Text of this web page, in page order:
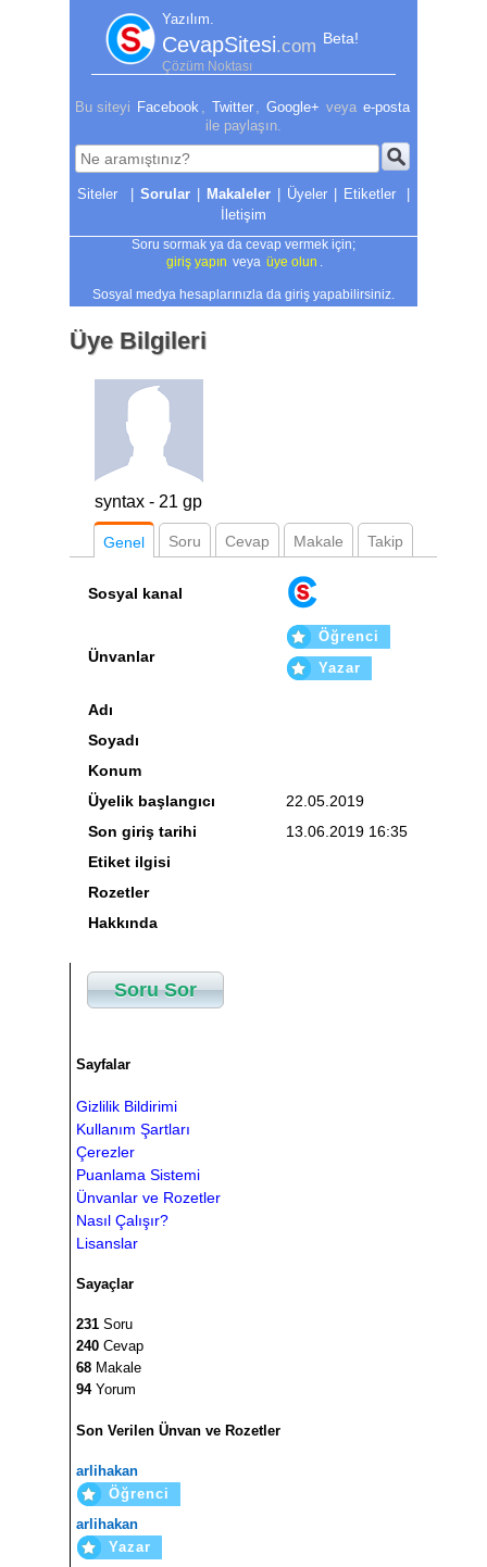
Yazılım.
CevapSitesi.com Beta!
Çözüm Noktası
Bu siteyi Facebook Twitter Google+ veya e-posta
ile paylaşın.
| Sorular | Makaleler | Üyeler | Etiketler
|
İletişim
Soru sormak ya da cevap vermek için;
giriş yapın veya üye olun
Sosyal medya hesaplarınızla da giriş yapabilirsiniz.
Üye Bilgileri
syntax - 21 gp
Genel Soru Cevap Makale Takip
Sosyal kanal
Ünvanlar
Öğrenci
Yazar
Adı
Soyadı
Konum
Üyelik başlangıcı
22.05.2019
Son giriş tarihi
13.06.2019 16:35
Etiket ilgisi
Rozetler
Hakkında
Soru Sor
Sayfalar
Gizlilik Bildirimi
Kullanım Şartları
Çerezler
Puanlama Sistemi
Ünvanlar ve Rozetler
Nasıl Çalışır?
Lisanslar
Sayaçlar
231 Soru
240 Cevap
68 Makale
94Yorum
Son Verilen Ünvan ve Rozetler
arlihakan
Öğrenci
arlihakan
Yazar